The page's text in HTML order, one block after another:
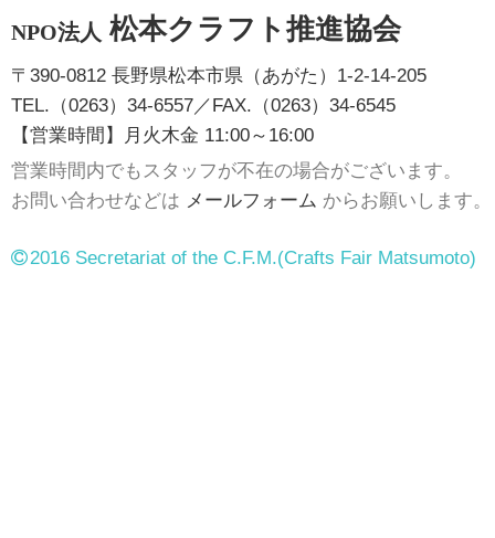
NPO法人 松本クラフト推進協会
〒390-0812 長野県松本市県（あがた）1-2-14-205
TEL.（0263）34-6557／FAX.（0263）34-6545
【営業時間】月火木金 11:00～16:00
営業時間内でもスタッフが不在の場合がございます。
お問い合わせなどは メールフォーム からお願いします。
2016 Secretariat of the C.F.M.(Crafts Fair Matsumoto)